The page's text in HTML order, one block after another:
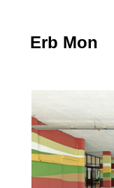
Erb Mon